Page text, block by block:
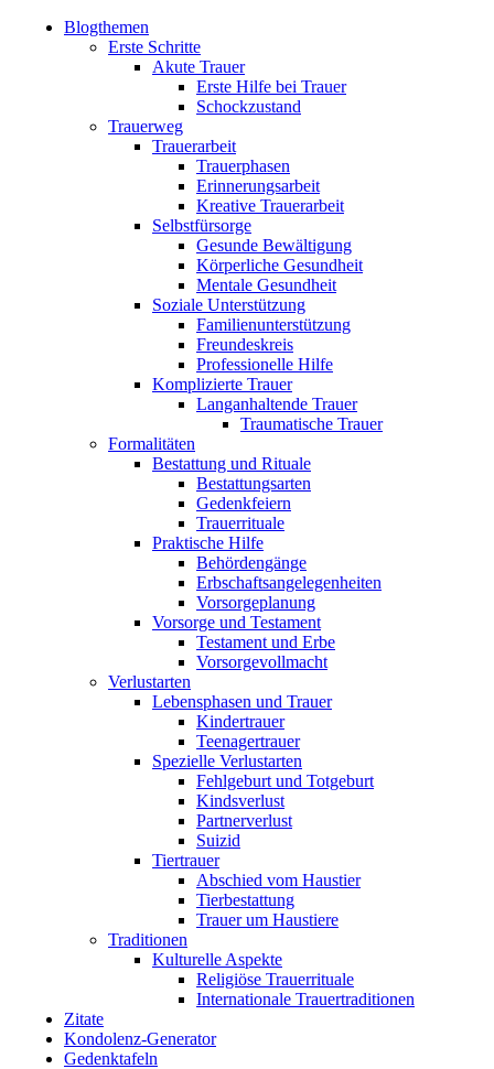
Blogthemen
Erste Schritte
Akute Trauer
Erste Hilfe bei Trauer
Schockzustand
Trauerweg
Trauerarbeit
Trauerphasen
Erinnerungsarbeit
Kreative Trauerarbeit
Selbstfürsorge
Gesunde Bewältigung
Körperliche Gesundheit
Mentale Gesundheit
Soziale Unterstützung
Familienunterstützung
Freundeskreis
Professionelle Hilfe
Komplizierte Trauer
Langanhaltende Trauer
Traumatische Trauer
Formalitäten
Bestattung und Rituale
Bestattungsarten
Gedenkfeiern
Trauerrituale
Praktische Hilfe
Behördengänge
Erbschaftsangelegenheiten
Vorsorgeplanung
Vorsorge und Testament
Testament und Erbe
Vorsorgevollmacht
Verlustarten
Lebensphasen und Trauer
Kindertrauer
Teenagertrauer
Spezielle Verlustarten
Fehlgeburt und Totgeburt
Kindsverlust
Partnerverlust
Suizid
Tiertrauer
Abschied vom Haustier
Tierbestattung
Trauer um Haustiere
Traditionen
Kulturelle Aspekte
Religiöse Trauerrituale
Internationale Trauertraditionen
Zitate
Kondolenz-Generator
Gedenktafeln